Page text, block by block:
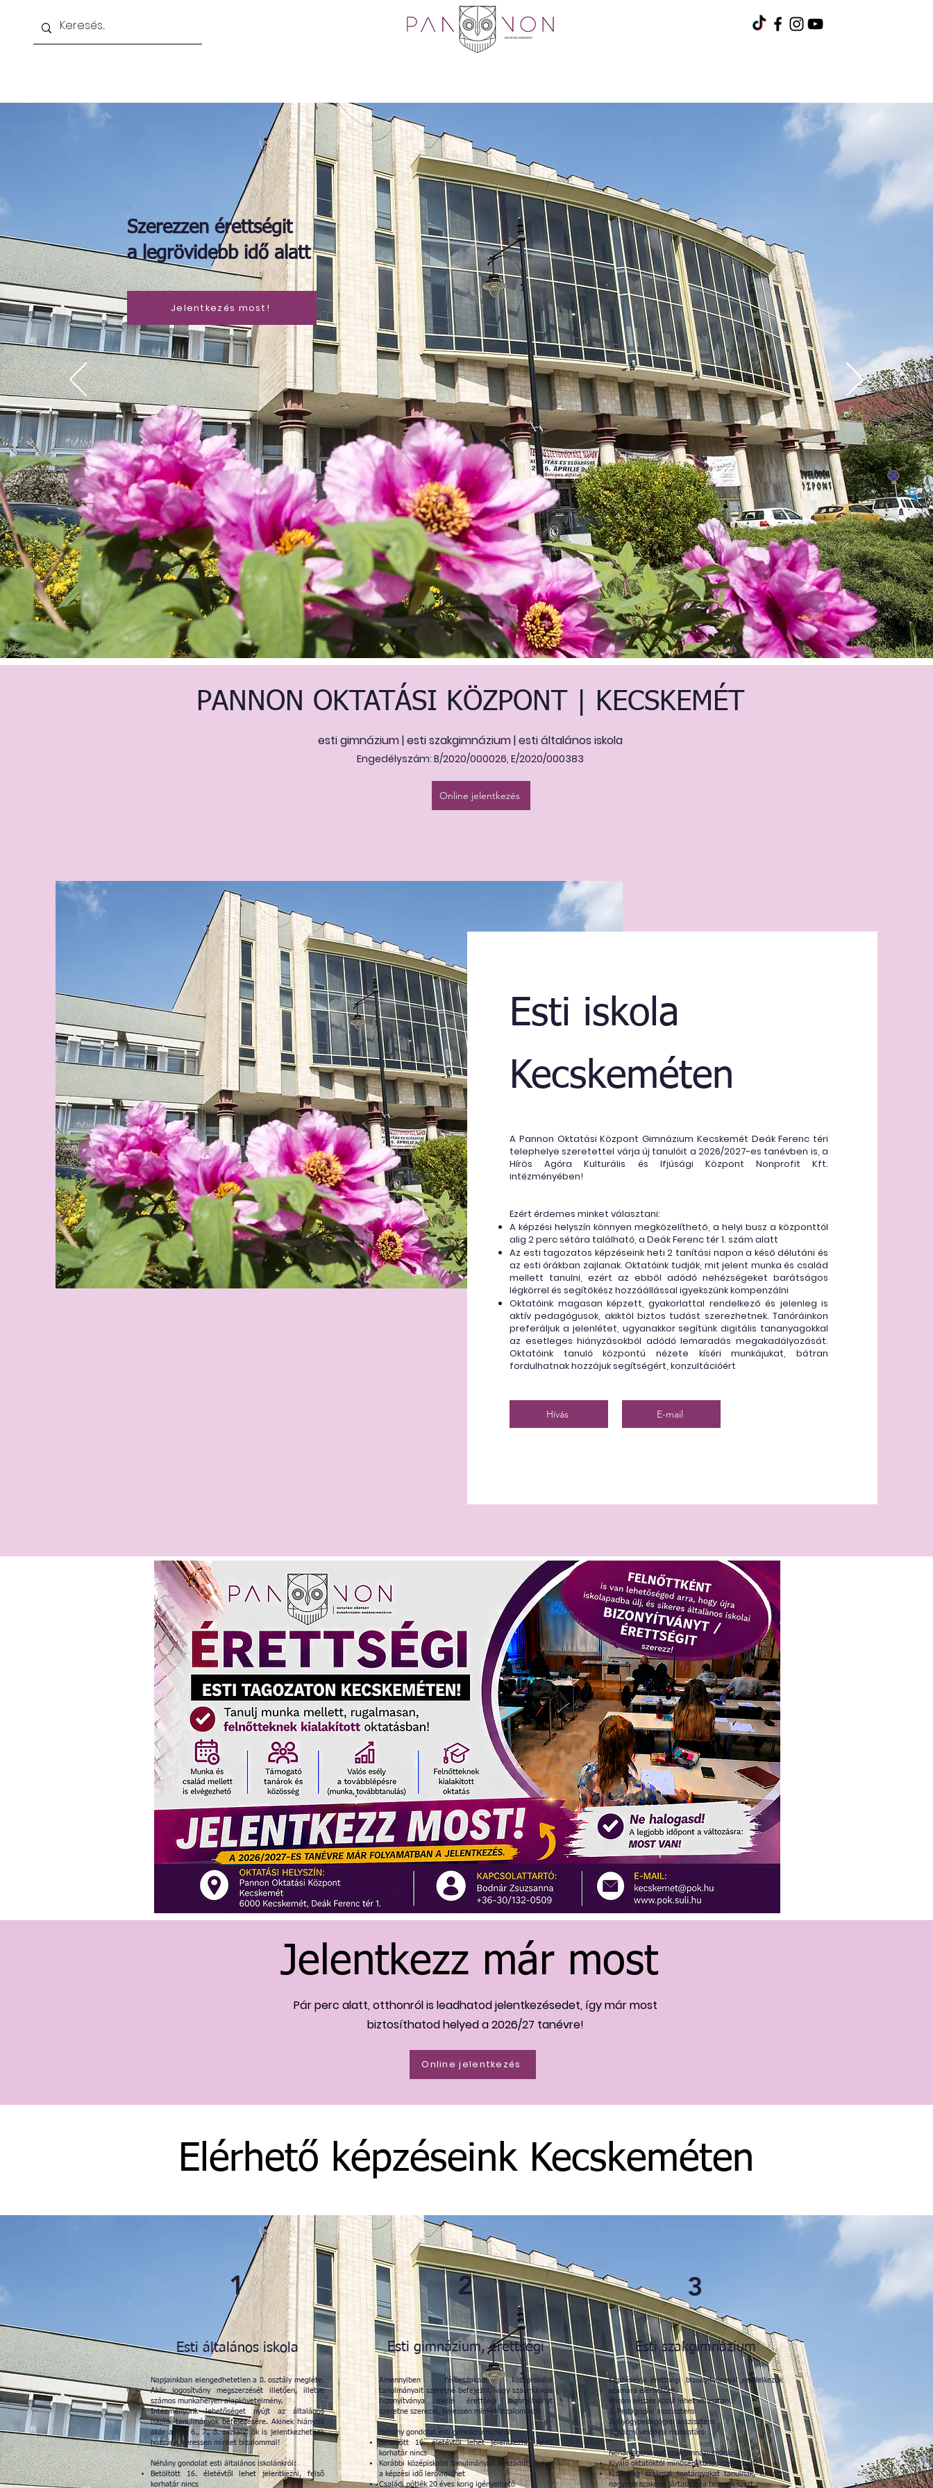
Szerezzen érettségit
a legrövidebb idő alatt
Jelentkezés most!
PANNON OKTATÁSI KÖZPONT | KECSKEMÉT
esti gimnázium | esti szakgimnázium | esti általános iskola
Engedélyszám: B/2020/000026, E/2020/000383
Online jelentkezés
Esti iskola
Kecskeméten
A Pannon Oktatási Központ Gimnázium Kecskemét Deák Ferenc téri
telephelye szeretettel várja új tanulóit a 2026/2027-es tanévben is, a
Hírös Agóra Kulturális és Ifjúsági Központ Nonprofit Kft.
intézményében!
Ezért érdemes minket választani:
A képzési helyszín könnyen megközelíthető, a helyi busz a központtól
alig 2 perc sétára található, a Deák Ferenc tér 1. szám alatt
Az esti tagozatos képzéseink heti 2 tanítási napon a késő délutáni és
az esti órákban zajlanak. Oktatóink tudják, mit jelent munka és család
mellett tanulni, ezért az ebből adódó nehézségeket barátságos
légkörrel és segítőkész hozzáállással igyekszünk kompenzálni
Oktatóink magasan képzett, gyakorlattal rendelkező és jelenleg is
aktív pedagógusok, akiktől biztos tudást szerezhetnek. Tanóráinkon
preferáljuk a jelenlétet, ugyanakkor segítünk digitális tananyagokkal
az esetleges hiányzásokból adódó lemaradás megakadályozását.
Oktatóink tanuló központú nézete kíséri munkájukat, bátran
fordulhatnak hozzájuk segítségért, konzultációért
Hívás E-mail
Jelentkezz már most
Pár perc alatt, otthonról is leadhatod jelentkezésedet, így már most
biztosíthatod helyed a 2026/27 tanévre!
Online jelentkezés
Elérhető képzéseink Kecskeméten
1
Esti általános iskola
Napjainkban elengedhetetlen a 8. osztály megléte.
Akár jogosítvány megszerzését illetően, illetve
számos munkahelyen alapkövetelmény.
Intézményünk lehetőséget nyújt az általános
iskolai tanulmányok befejezésére. Akinek hiányzik
akár az 5., 6., 7., 8. osztály, ők is jelentkezhetnek
hozzánk, keressen minket bizalommal!
Néhány gondolat esti általános iskolánkról:
Betöltött 16. életévtől lehet jelentkezni, felső
korhatár nincs
2
Esti gimnázium, érettségi
Amennyiben félbeszakadt középiskolai
tanulmányait szeretné befejezni, vagy szakmunkás
bizonyítványa mellé érettségi bizonyítványt
szeretne szerezni, keressen minket bizalommal!
Néhány gondolat esti gimnáziumunkról:
Betöltött 16. életévtől lehet jelentkezni, felső
korhatár nincs
Korábbi középiskolai tanulmányait beszámítjuk, így
a képzési idő lerövidülhet
Családi pótlék 20 éves korig igényelhető
3
Esti szakgimnázium
Képzéseink érettségi bizonyítvánnyal rendelkezők
számára elérhetőek.
Három képzés közül lehet választani:
1. Pedagógiai asszisztens
2. Gyógypedagógiai asszisztens
3. Közművelődési munkatárs
Néhány gondolat szakgimnáziumunkról:
Kiváló oktatóktól minőségi tudás szerezhető
Kizárólag szakmai tantárgyakat tanulnak, emiatt
nagyobb szakmai jártasságra tesznek szert